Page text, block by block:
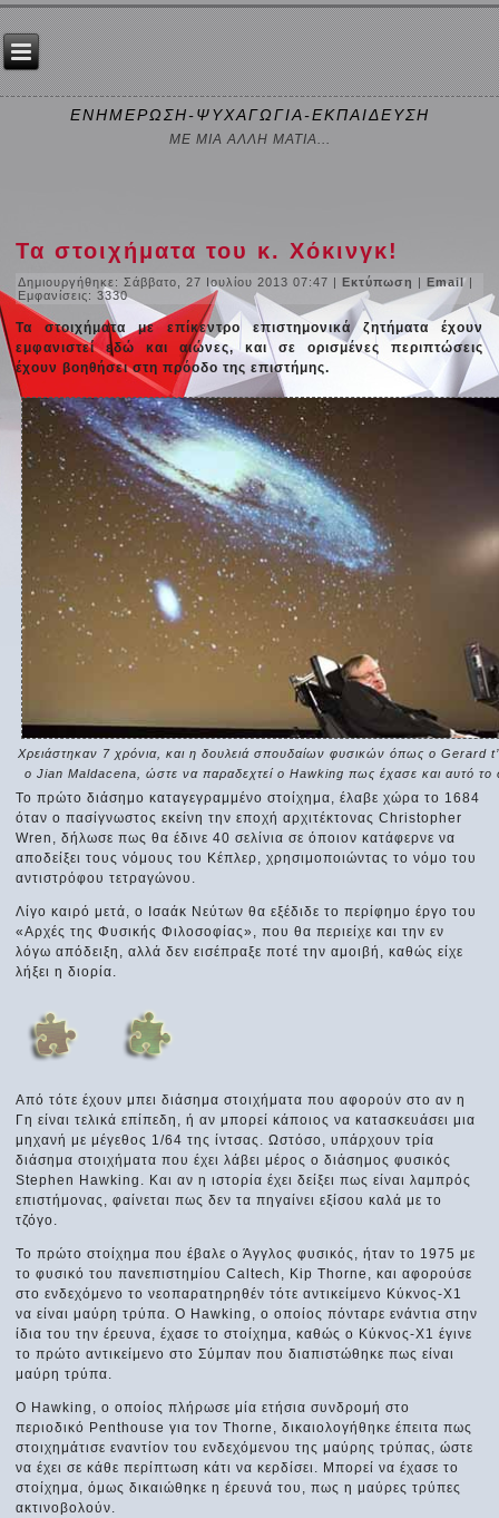
ΕΝΗΜΕΡΩΣΗ-ΨΥΧΑΓΩΓΙΑ-ΕΚΠΑΙΔΕΥΣΗ
ΜΕ ΜΙΑ ΑΛΛΗ ΜΑΤΙΑ...
Τα στοιχήματα του κ. Χόκινγκ!
Δημιουργήθηκε: Σάββατο, 27 Ιουλίου 2013 07:47 |Εκτύπωση |Email |
Εμφανίσεις: 3330
Τα στοιχήματα με επίκεντρο επιστημονικά ζητήματα έχουν
εμφανιστεί εδώ και αιώνες, και σε ορισμένες περιπτώσεις
έχουν βοηθήσει στη πρόοδο της επιστήμης.
Χρειάστηκαν 7 χρόνια, και η δουλειά σπουδαίων φυσικών όπως ο Gerard
ο Jian Maldacena, ώστε να παραδεχτεί ο Hawking πως έχασε και αυτό το
Το πρώτο διάσημο καταγεγραμμένο στοίχημα, έλαβε χώρα το 1684
όταν ο πασίγνωστος εκείνη την εποχή αρχιτέκτονας Christopher
Wren, δήλωσε πως θα έδινε 40 σελίνια σε όποιον κατάφερνε να
αποδείξει τους νόμους του Κέπλερ, χρησιμοποιώντας το νόμο του
αντιστρόφου τετραγώνου.
Λίγο καιρό μετά, ο Ισαάκ Νεύτων θα εξέδιδε το περίφημο έργο του
«Αρχές της Φυσικής Φιλοσοφίας», που θα περιείχε και την εν
λόγω απόδειξη, αλλά δεν εισέπραξε ποτέ την αμοιβή, καθώς είχε
λήξει η διορία.
Από τότε έχουν μπει διάσημα στοιχήματα που αφορούν στο αν η
Γη είναι τελικά επίπεδη, ή αν μπορεί κάποιος να κατασκευάσει μια
μηχανή με μέγεθος 1/64 της ίντσας. Ωστόσο, υπάρχουν τρία
διάσημα στοιχήματα που έχει λάβει μέρος ο διάσημος φυσικός
Stephen Hawking. Και αν η ιστορία έχει δείξει πως είναι λαμπρός
επιστήμονας, φαίνεται πως δεν τα πηγαίνει εξίσου καλά με το
τζόγο.
Το πρώτο στοίχημα που έβαλε ο Άγγλος φυσικός, ήταν το 1975 με
το φυσικό του πανεπιστημίου Caltech, Kip Thorne, και αφορούσε
στο ενδεχόμενο το νεοπαρατηρηθέν τότε αντικείμενο Κύκνος-Χ1
να είναι μαύρη τρύπα. Ο Hawking, ο οποίος πόνταρε ενάντια στην
ίδια του την έρευνα, έχασε το στοίχημα, καθώς ο Κύκνος-Χ1 έγινε
το πρώτο αντικείμενο στο Σύμπαν που διαπιστώθηκε πως είναι
μαύρη τρύπα.
Ο Hawking, ο οποίος πλήρωσε μία ετήσια συνδρομή στο
περιοδικό Penthouse για τον Thorne, δικαιολογήθηκε έπειτα πως
στοιχημάτισε εναντίον του ενδεχόμενου της μαύρης τρύπας, ώστε
να έχει σε κάθε περίπτωση κάτι να κερδίσει. Μπορεί να έχασε το
στοίχημα, όμως δικαιώθηκε η έρευνά του, πως η μαύρες τρύπες
ακτινοβολούν.